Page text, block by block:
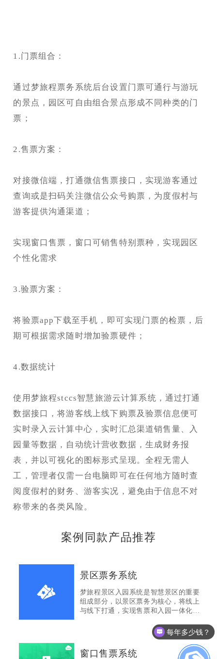
1.门票组合：
通过梦旅程票务系统后台设置门票可通行与游玩
的景点，园区可自由组合景点形成不同种类的门
票；
2.售票方案：
对接微信端，打通微信售票接口，实现游客通过
查询或是扫码关注微信公众号购票，为度假村与
游客提供沟通渠道；
实现窗口售票，窗口可销售特别票种，实现园区
个性化需求
3.验票方案：
将验票app下载至手机，即可实现门票的检票，后
期可根据需求随时增加验票硬件；
4.数据统计
使用梦旅程stccs智慧旅游云计算系统，通过打通
数据接口，将游客线上线下购票及验票信息便可
实时录入云计算中心，实时汇总渠道销售量、入
园量等数据，自动统计营收数据，生成财务报
表，并以可视化的图标形式呈现。全程无需人
工，管理者仅需一台电脑即可在任何地方随时查
阅度假村的财务、游客实况，避免由于信息不对
称带来的各类风险。
案例同款产品推荐
景区票务系统
梦旅程景区入园系统是智慧景区的重要
组成部分，以景区票务为核心，将线上
与线下打通，实现售票和入园一体化，
平台和7000余家旅游电商平台，一键分
销景区门票，实现在景区与分销渠道、
景区与旅行社、景区与游客之间建立以
门票订单为核心的管理平台，包含票务
窗口售票系统
有人工售后服务吗？